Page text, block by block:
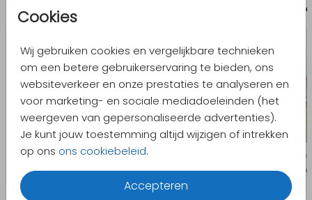
Cookies
Wij gebruiken cookies en vergelijkbare technieken
om een betere gebruikerservaring te bieden, ons
websiteverkeer en onze prestaties te analyseren en
voor marketing- en sociale mediadoeleinden (het
weergeven van gepersonaliseerde advertenties).
Je kunt jouw toestemming altijd wijzigen of intrekken
op ons ons cookiebeleid.
Accepteren
Tegeltje